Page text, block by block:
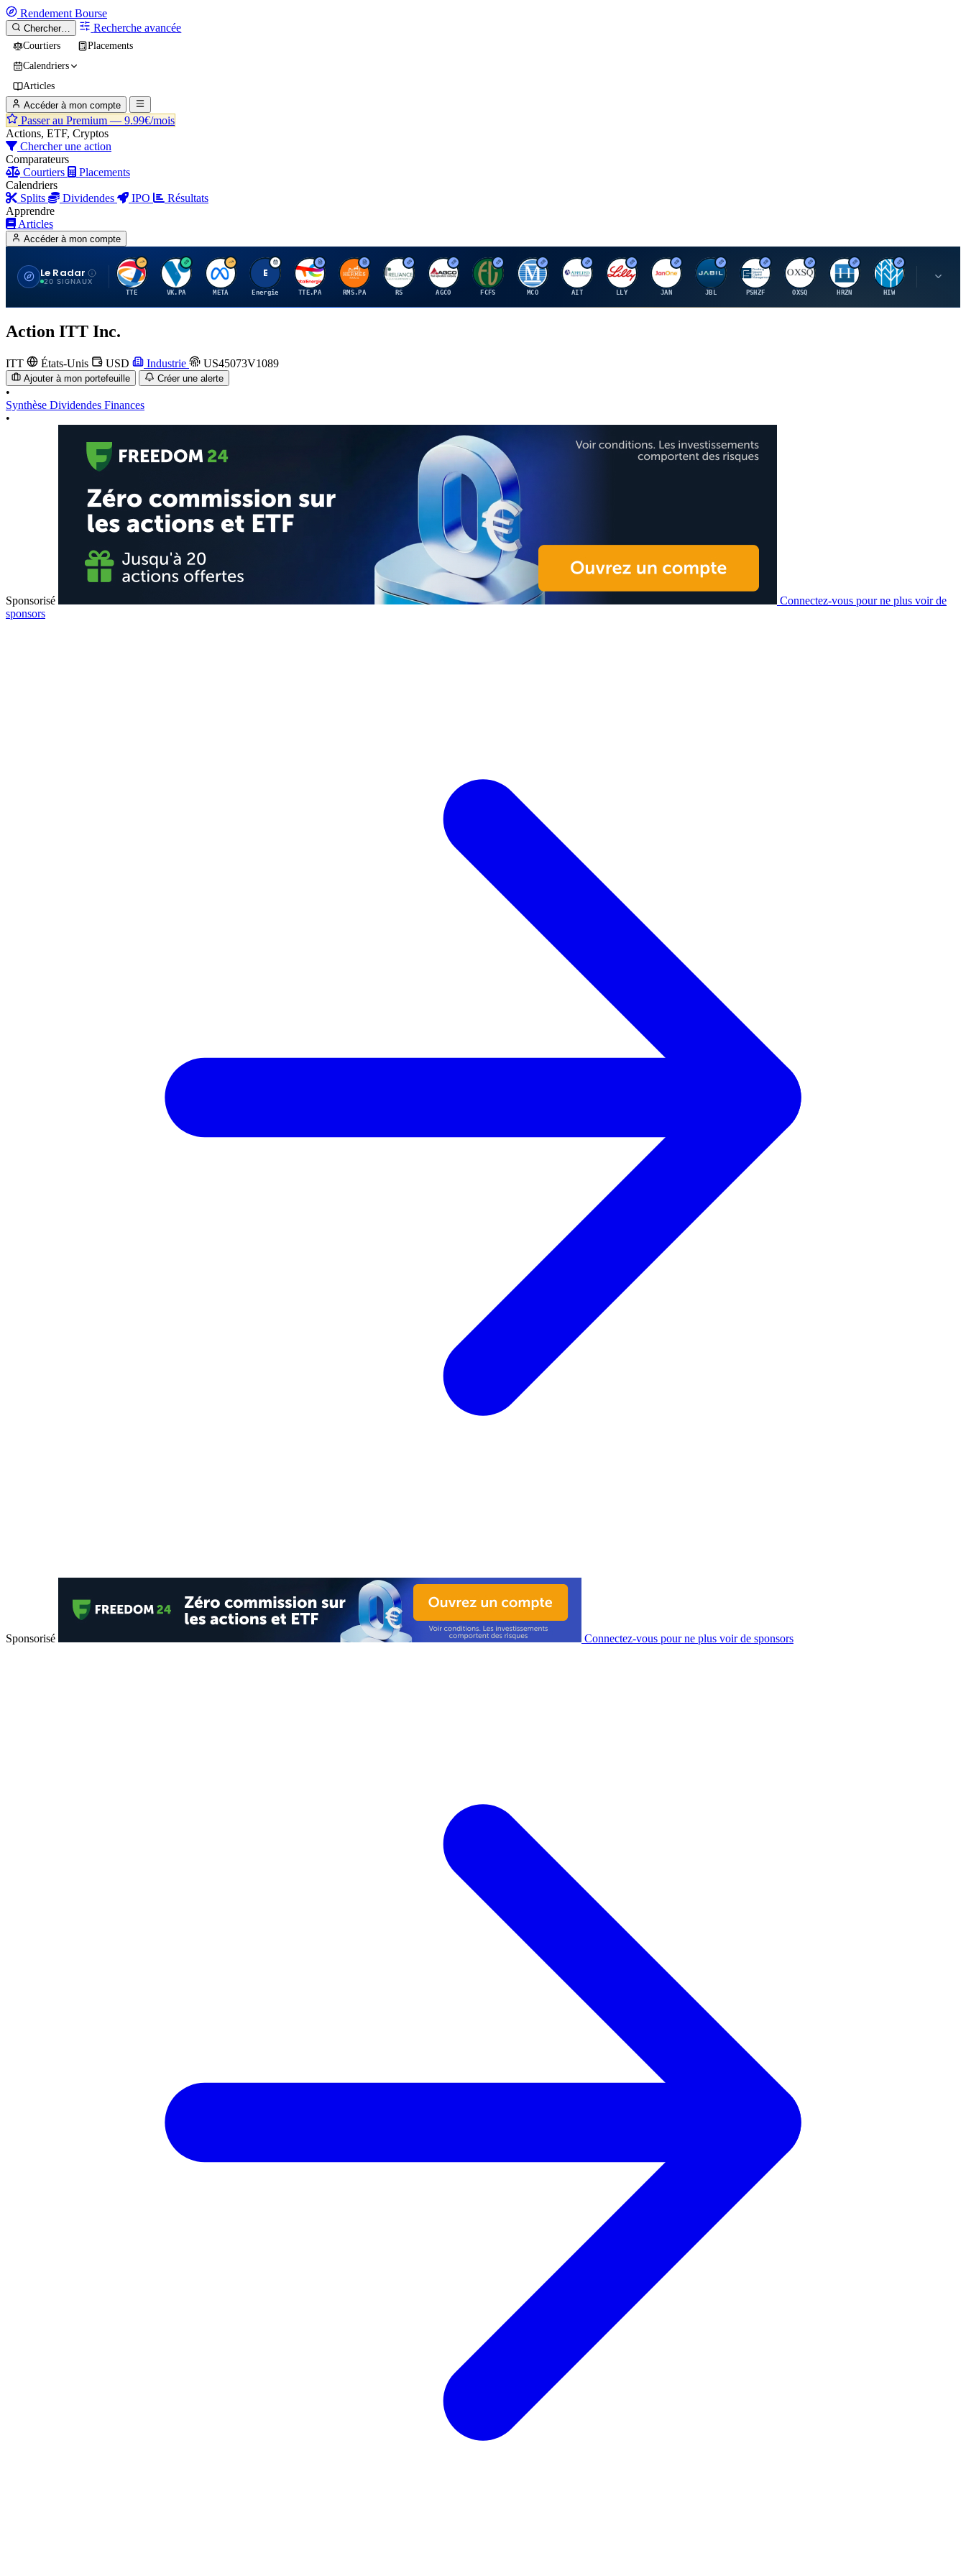
Rendement Bourse
Chercher… Recherche avancée
Courtiers
Placements
Calendriers
Articles
Accéder à mon compte
Passer au Premium — 9.99€/mois
Actions, ETF, Cryptos
Chercher une action
Comparateurs
Courtiers
Placements
Calendriers
Splits
Dividendes IPO
Résultats
Apprendre
Articles
Accéder à mon compte
Le Radar
20 SIGNAUX
T
TTE
V
VK.PA
M
META
E
Energie
T
TTE.PA
H
RMS.PA
R
RS
A
AGCO
F
FCFS
M
MCO
A
AIT
E
LLY
J
JAN
J
JBL
P
PSHZF
O
OXSQ
H
HRZN
H
HIW
U
Action ITT Inc.
ITT États-Unis USD Industrie US45073V1089
Ajouter à mon portefeuille Créer une alerte
•
Synthèse Dividendes Finances
•
Sponsorisé
Connectez-vous pour ne plus voir de
sponsors
Sponsorisé Connectez-vous pour ne plus voir de sponsors